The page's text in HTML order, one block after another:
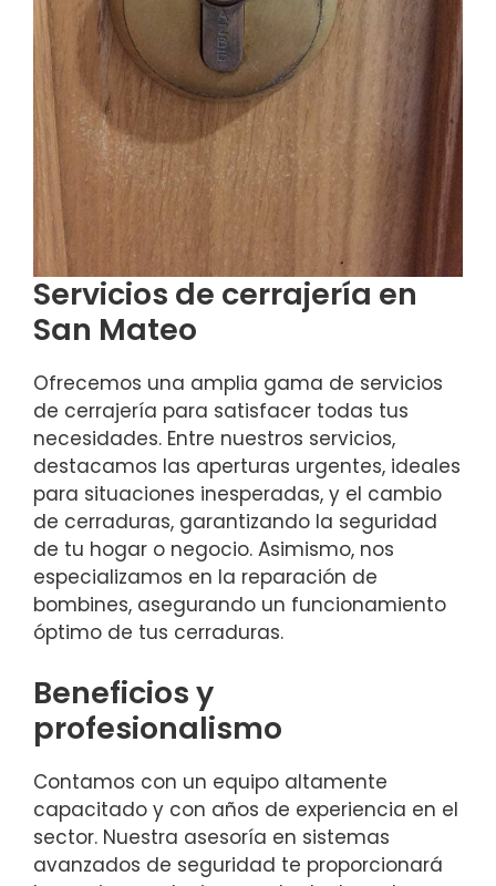
Servicios de cerrajería en
San Mateo
Ofrecemos una amplia gama de servicios
de cerrajería para satisfacer todas tus
necesidades. Entre nuestros servicios,
destacamos las aperturas urgentes, ideales
para situaciones inesperadas, y el cambio
de cerraduras, garantizando la seguridad
de tu hogar o negocio. Asimismo, nos
especializamos en la reparación de
bombines, asegurando un funcionamiento
óptimo de tus cerraduras.
Beneficios y
profesionalismo
Contamos con un equipo altamente
capacitado y con años de experiencia en el
sector. Nuestra asesoría en sistemas
avanzados de seguridad te proporcionará